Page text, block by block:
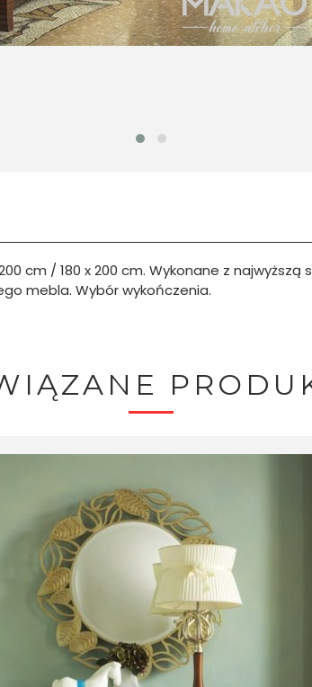
cm / 180 x 200 cm. Wykonane z
mebla. Wybór wykończenia.